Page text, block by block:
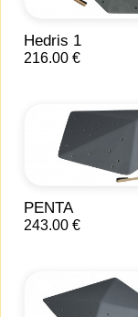
Hedris 1
216.00 €
PENTA
243.00 €